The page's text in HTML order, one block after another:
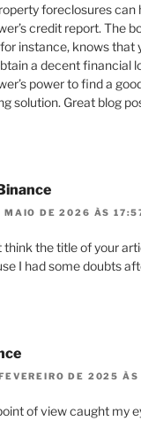
foreclosures can
credit report. The
instance, knows that
a decent financial
power to find a
solution. Great blog
MAIO DE 2026 ÀS
think the title of your
I had some doubts
DE 2025
of view caught my